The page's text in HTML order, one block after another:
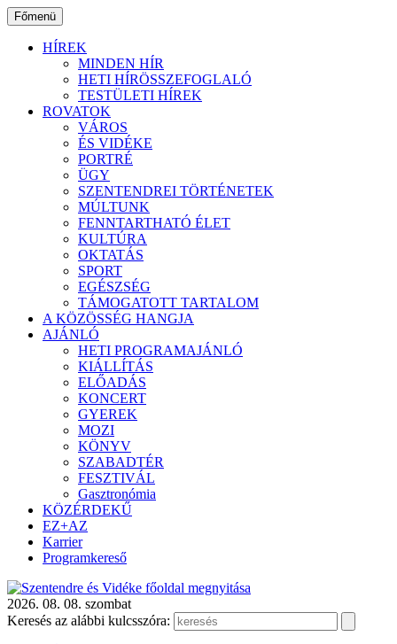
Ugrás
a
tartalomhoz
Főmenü
HÍREK
MINDEN HÍR
HETI HÍRÖSSZEFOGLALÓ
TESTÜLETI HÍREK
ROVATOK
VÁROS
ÉS VIDÉKE
PORTRÉ
ÜGY
SZENTENDREI TÖRTÉNETEK
MÚLTUNK
FENNTARTHATÓ ÉLET
KULTÚRA
OKTATÁS
SPORT
EGÉSZSÉG
TÁMOGATOTT TARTALOM
A KÖZÖSSÉG HANGJA
AJÁNLÓ
HETI PROGRAMAJÁNLÓ
KIÁLLÍTÁS
ELŐADÁS
KONCERT
GYEREK
MOZI
KÖNYV
SZABADTÉR
FESZTIVÁL
Gasztronómia
KÖZÉRDEKŰ
EZ+AZ
Karrier
Programkereső
2026. 08. 08. szombat
Keresés az alábbi kulcsszóra: